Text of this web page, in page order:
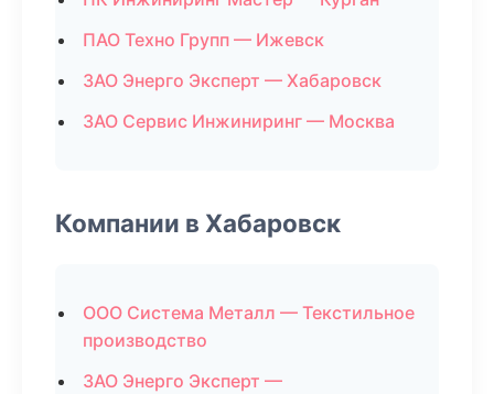
ПАО Техно Групп — Ижевск
ЗАО Энерго Эксперт — Хабаровск
ЗАО Сервис Инжиниринг — Москва
Компании в Хабаровск
ООО Система Металл — Текстильное
производство
ЗАО Энерго Эксперт —